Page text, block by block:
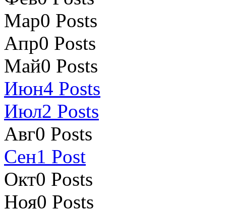
Мар0 Posts
Апр0 Posts
Май0 Posts
Июн4 Posts
Июл2 Posts
Авг0 Posts
Сен1 Post
Окт0 Posts
Ноя0 Posts